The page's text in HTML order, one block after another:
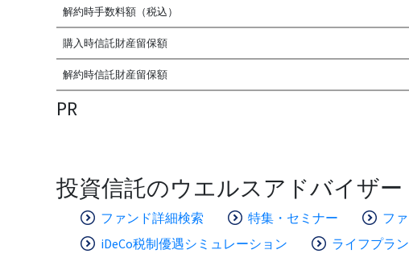
解約時手数料額（税込）
購入時信託財産留保額
解約時信託財産留保額
PR
投資信託のウエルスアドバイザー
ファンド詳細検索 特集・セミナー フ
iDeCo税制優遇シミュレーション
ライフプラ